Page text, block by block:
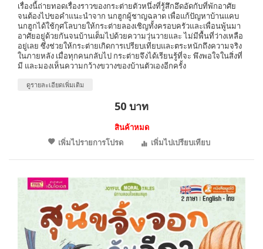
เรื่องนี้ถ่ายทอดเรื่องราวของกระต่ายตัวหนึ่งที่รู้สึกอึดอัดกับที่พักอาศัย
จนต้องไปขอคำแนะนำจาก นกฮูกผู้ชาญฉลาด เพื่อแก้ปัญหาบ้านแคบ
นกฮูกได้ใช้กุศโลบายให้กระต่ายลองเชิญทั้งครอบครัวและเพื่อนพู้นมา
อาศัยอยู่ด้วยกันจนบ้านเต็มไปด้วยความวุ่นวายและ ไม่มีพื้นที่ว่างเหลือ
อยู่เลย ซึ่งช่วยให้กระต่ายเกิดการเปรียบเทียบและตระหนักถึงความจริง
ในภายหลัง เมื่อทุกคนกลับไป กระต่ายจึงได้เรียนรู้ที่จะ พึงพอใจในสิ่งที่
มี และมองเห็นความกว้างขวางของบ้านตัวเองอีกครั้ง
ดูรายละเอียดเพิ่มเติม
50 บาท
สินค้าหมด
เพิ่มไปรายการโปรด
เพิ่มไปเปรียบเทียบ